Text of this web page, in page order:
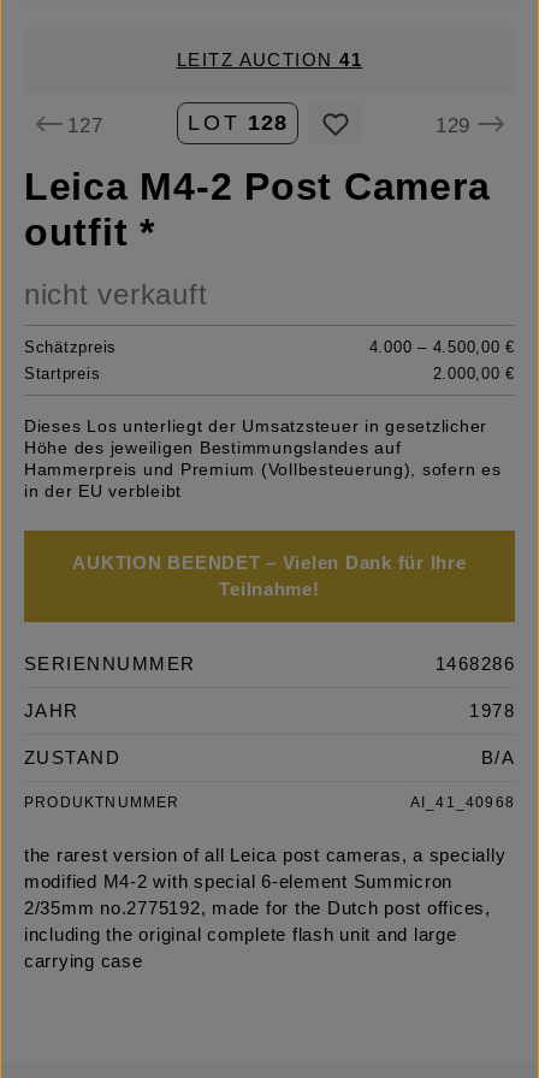
LEITZ AUCTION41
127 LOT 128 129
Leica M4-2 Post Camera
outfit *
nicht verkauft
Schätzpreis
4.000 – 4.500,00 €
Startpreis
2.000,00 €
Dieses Los unterliegt der Umsatzsteuer in gesetzlicher
Höhe des jeweiligen Bestimmungslandes auf
Hammerpreis und Premium (Vollbesteuerung), sofern es
in der EU verbleibt
AUKTION BEENDET – Vielen Dank für Ihre
Teilnahme!
SERIENNUMMER 1468286
JAHR 1978
ZUSTAND B/A
PRODUKTNUMMER AI_41_40968
the rarest version of all Leica post cameras, a specially
modified M4-2 with special 6-element Summicron
2/35mm no.2775192, made for the Dutch post offices,
including the original complete flash unit and large
carrying case